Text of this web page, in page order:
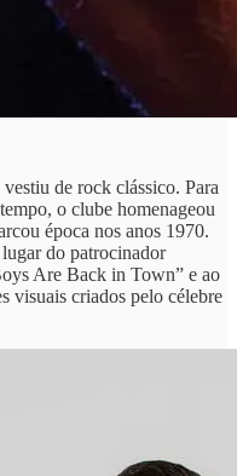
de rock clássico. Para
o clube homenageou
época nos anos 1970.
do patrocinador
Are Back in Town” e ao
visuais criados pelo célebre